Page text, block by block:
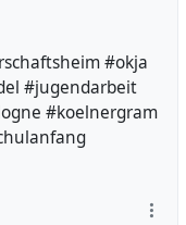
#okja
#jugendarbeit
#koelnergram